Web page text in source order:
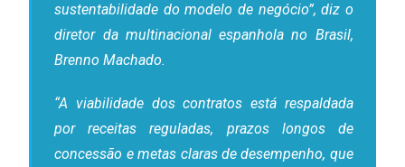
sustentabilidade do modelo de negócio”, diz o
diretor da multinacional espanhola no Brasil,
Brenno Machado.
“A viabilidade dos contratos está respaldada
por receitas reguladas, prazos longos de
concessão e metas claras de desempenho, que